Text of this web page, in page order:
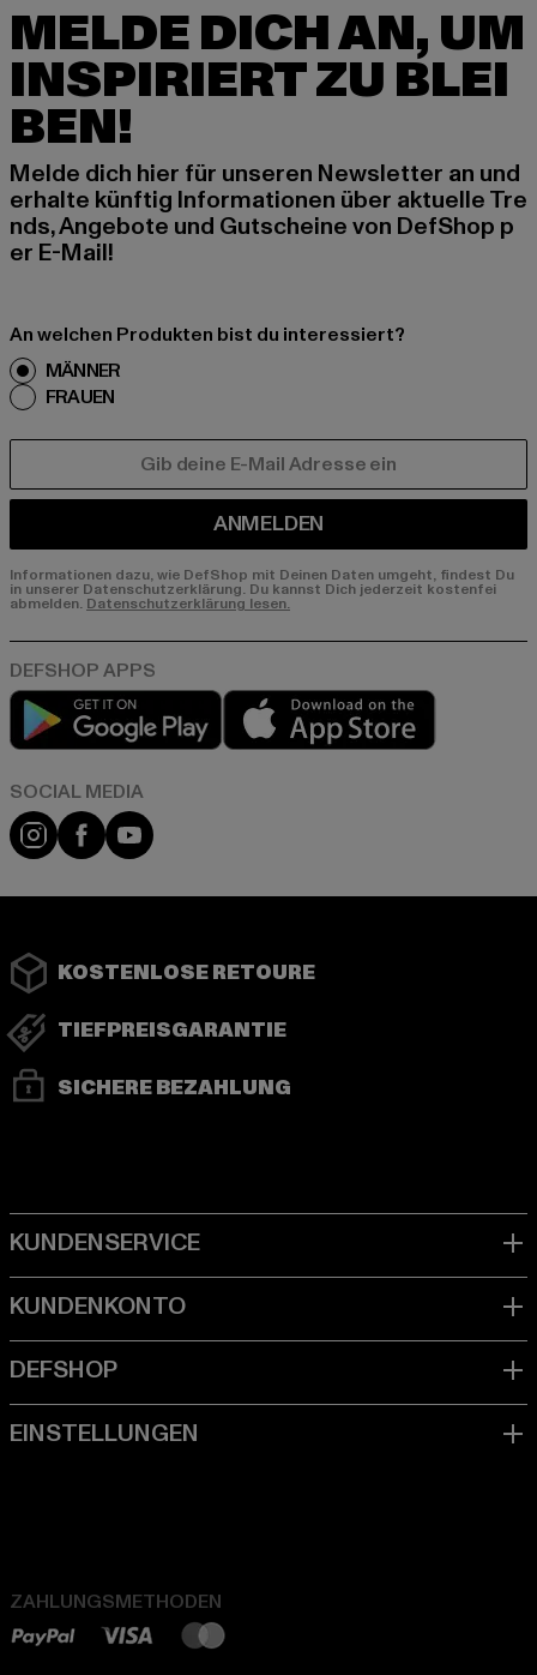
MELDE DICH AN, UM
INSPIRIERT ZU BLEI
BEN!
Melde dich hier für unseren Newsletter an und
erhalte künftig Informationen über aktuelle Tre
nds, Angebote und Gutscheine von DefShop p
er E-Mail!
An welchen Produkten bist du interessiert?
MÄNNER
FRAUEN
ANMELDEN
Informationen dazu, wie DefShop mit Deinen Daten umgeht, findest Du
in unserer Datenschutzerklärung. Du kannst Dich jederzeit kostenfei
abmelden. Datenschutzerklärung lesen.
Play market
Instagram
FacebookYouTube
KOSTENLOSE RETOURE
TIEFPREISGARANTIE
SICHERE BEZAHLUNG
ZAHLUNGSMETHODEN